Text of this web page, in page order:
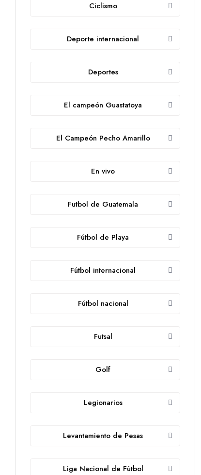
Ciclismo
Deporte internacional
Deportes
El campeón Guastatoya
El Campeón Pecho Amarillo
En vivo
Futbol de Guatemala
Fútbol de Playa
Fútbol internacional
Fútbol nacional
Futsal
Golf
Legionarios
Levantamiento de Pesas
Liga Nacional de Fútbol